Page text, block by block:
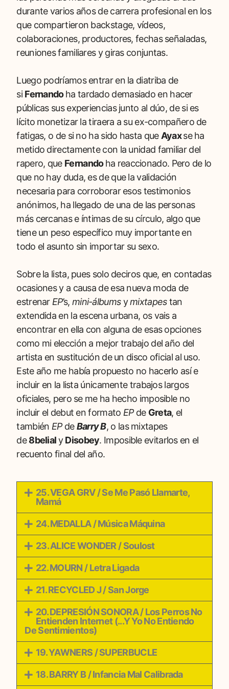
durante varios años de carrera profesional en los
que compartieron backstage, vídeos,
colaboraciones, productores, fechas señaladas,
reuniones familiares y giras conjuntas.
Luego podríamos entrar en la diatriba de
siFernandoha tardado demasiado en hacer
públicas sus experiencias junto al dúo, de si es
lícito monetizar la tiraera a su ex-compañero de
fatigas, o de si no ha sido hasta queAyaxse ha
metido directamente con la unidad familiar del
rapero, que Fernandoha reaccionado. Pero de lo
que no hay duda, es de que la validación
necesaria para corroborar esos testimonios
anónimos, ha llegado de una de las personas
más cercanas e íntimas de su círculo, algo que
tiene un peso específico muy importante en
todo el asunto sin importar su sexo.
Sobre la lista, pues solo deciros que, en contadas
ocasiones y a causa de esa nueva moda de
estrenarEP’s, mini-álbumsymixtapestan
extendida en la escena urbana, os vais a
encontrar en ella con alguna de esas opciones
como mi elección a mejor trabajo del año del
artista en sustitución de un disco oficial al uso.
Este año me había propuesto no hacerlo así e
incluir en la lista únicamente trabajos largos
oficiales, pero se me ha hecho imposible no
incluir el debut en formato EPde Greta, el
también EPdeBarry B, o las mixtapes
de8belialyDisobey. Imposible evitarlos en el
recuento final del año.
25. VEGA GRV / Se Me Pasó Llamarte,
Mamá
24. MEDALLA / Música Máquina
23. ALICE WONDER / Soulost
22. MOURN / Letra Ligada
21. RECYCLED J / San Jorge
20. DEPRESIÓN SONORA / Los Perros No
Entienden Internet (...Y Yo No Entiendo
De Sentimientos)
19. YAWNERS / SUPERBUCLE
18. BARRY B / Infancia Mal Calibrada